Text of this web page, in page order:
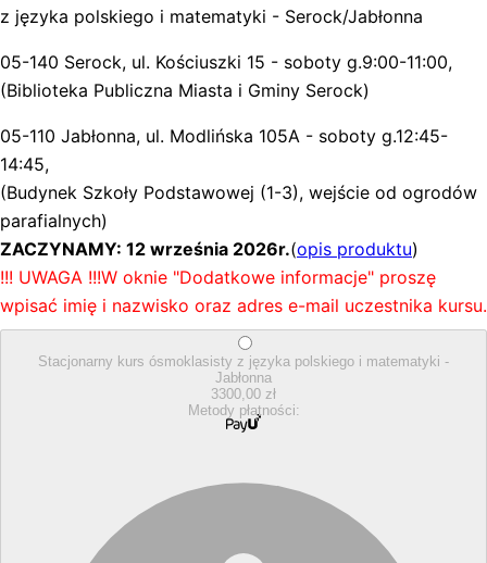
z języka polskiego i matematyki - Serock/Jabłonna
05-140 Serock, ul. Kościuszki 15 - soboty g.9:00-11:00,
(Biblioteka Publiczna Miasta i Gminy Serock)
05-110 Jabłonna, ul. Modlińska 105A - soboty g.12:45-
14:45,
(Budynek Szkoły Podstawowej (1-3), wejście od ogrodów
parafialnych)
ZACZYNAMY: 12 września 2026r.(opis produktu)
!!! UWAGA !!!W oknie "Dodatkowe informacje" proszę
wpisać imię i nazwisko oraz adres e-mail uczestnika kursu.
Stacjonarny kurs ósmoklasisty z języka polskiego i matematyki -
Jabłonna
3300,00 zł
Metody płatności: